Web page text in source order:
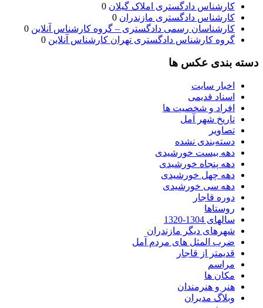
کارشناس دادگستری املاک گیلان
کارشناس دادگستری مازندران
کارشناسان رسمی دادگستری – گروه کارشناس آنلاین
گروه کارشناس دادگستری تهران کارشناس آنلاین
دسته بندی عکس ها
اخبار سایت
اسناد قدیمی
افراد و شخصیت ها
تاریخ شهر آمل
تصاویر
دسته‌بندی نشده
دهه بیست خورشیدی
دهه پنجاه خورشیدی
دهه چهل خورشیدی
دهه سی خورشیدی
دوره قاجار
روستاها
سالهای 1304-1320
شهرهای دیگر مازندران
ضرب المثل های مردم آمل
قدیمتر از قاجار
مراسم
مکان ها
هنر و هنرمندان
وبلاگ مدیران